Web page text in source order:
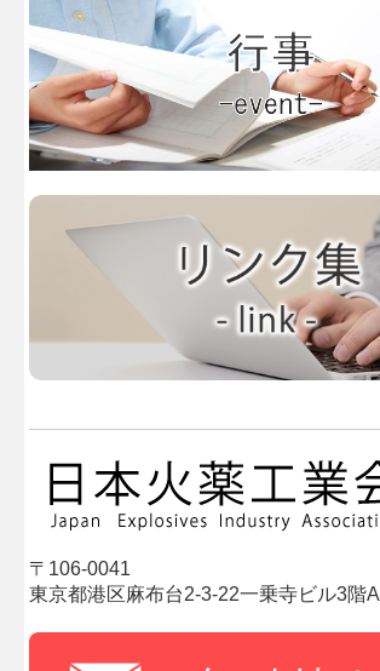
〒106-0041
東京都港区麻布台2-3-22一乗寺ビル3階A